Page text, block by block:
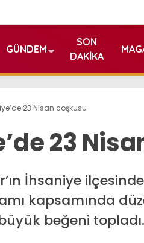
GÜNDEM
SON
DAKIKA
23 Nisan coşkusu
23
İhsaniye
kapsamında
beğeni topladı.